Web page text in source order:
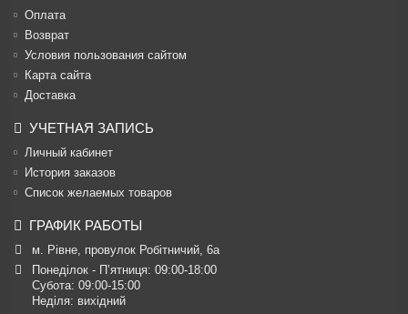
Оплата
Возврат
Условия пользования сайтом
Карта сайта
Доставка
УЧЕТНАЯ ЗАПИСЬ
Личный кабинет
История заказов
Список желаемых товаров
ГРАФИК РАБОТЫ
м. Рівне, провулок Робітничий, 6а
Понеділок - П’ятниця: 09:00-18:00
Субота: 09:00-15:00
Неділя: вихідний